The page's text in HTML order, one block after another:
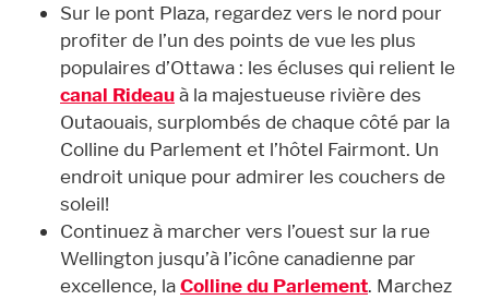
Sur le pont Plaza, regardez vers le nord pour
profiter de l’un des points de vue les plus
populaires d’Ottawa : les écluses qui relient le
canal Rideauà la majestueuse rivière des
Outaouais, surplombés de chaque côté par la
Colline du Parlement et l’hôtel Fairmont. Un
endroit unique pour admirer les couchers de
soleil!
Continuez à marcher vers l’ouest sur la rue
Wellington jusqu’à l’icône canadienne par
excellence, laColline du Parlement. Marchez